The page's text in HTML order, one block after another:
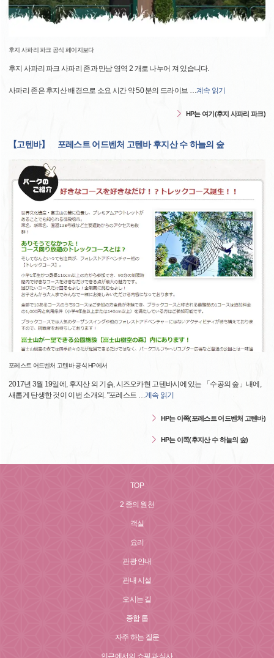
후지 사파리 파크 공식 페이지보다
후지 사파리 파크 사파리 존과 만남 영역 2 개로 나누어 져 있습니다.
사파리 존은 후지산 배경으로 소요 시간 약 50 분의 드라이브 …계속 읽기
HP는 여기(후지 사파리 파크)
【고텐바】 포레스트 어드벤처 고텐바 후지산 수 하늘의 숲
포레스트 어드벤처 고텐바 공식 HP에서
2017년 3월 19일에, 후지산 의 기슭, 시즈오카현 고텐바시에 있는 「수공의 숲」내에,
새롭게 탄생한 것이 이번 소개의. "포레스트 …계속 읽기
HP는 이쪽(포레스트 어드벤처 고텐바)
HP는 이쪽(후지산 수 하늘의 숲)
TOP
2 종의 원천
객실
요리
관광 안내
관내 시설
오시는 길
종합 톱
자주 하는 질문